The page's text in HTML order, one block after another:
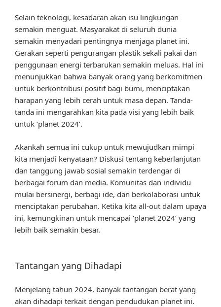
Selain teknologi, kesadaran akan isu lingkungan
semakin menguat. Masyarakat di seluruh dunia
semakin menyadari pentingnya menjaga planet ini.
Gerakan seperti pengurangan plastik sekali pakai dan
penggunaan energi terbarukan semakin meluas. Hal ini
menunjukkan bahwa banyak orang yang berkomitmen
untuk berkontribusi positif bagi bumi, menciptakan
harapan yang lebih cerah untuk masa depan. Tanda-
tanda ini mengarahkan kita pada visi yang lebih baik
untuk ‘planet 2024’.
Akankah semua ini cukup untuk mewujudkan mimpi
kita menjadi kenyataan? Diskusi tentang keberlanjutan
dan tanggung jawab sosial semakin terdengar di
berbagai forum dan media. Komunitas dan individu
mulai bersinergi, berbagi ide, dan berkolaborasi untuk
menciptakan perubahan. Ketika kita all-out dalam upaya
ini, kemungkinan untuk mencapai ‘planet 2024’ yang
lebih baik semakin besar.
Tantangan yang Dihadapi
Menjelang tahun 2024, banyak tantangan berat yang
akan dihadapi terkait dengan pendudukan planet ini.